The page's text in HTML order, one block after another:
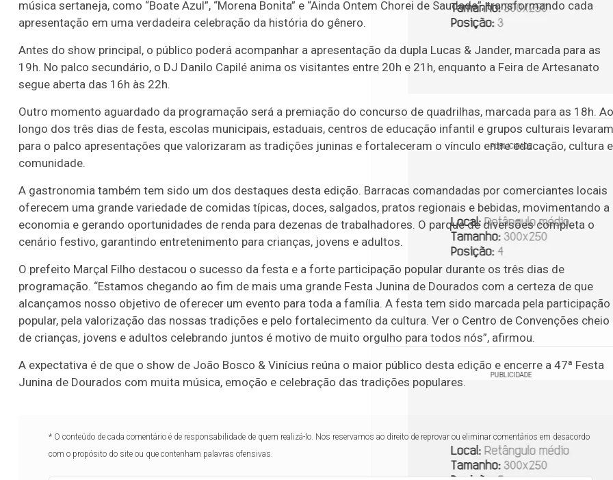
música sertaneja, como “Boate Azul”, “Morena Bonita” e “Ainda Ontem Chorei de Saudade”, transformando cada
apresentação em uma verdadeira celebração da história do gênero.
Antes do show principal, o público poderá acompanhar a apresentação da dupla Lucas & Jander, marcada para as
19h. No palco secundário, o DJ Danilo Capilé anima os visitantes entre 20h e 21h, enquanto a Feira de Artesanato
segue aberta das 16h às 22h.
Outro momento aguardado da programação será a premiação do concurso de quadrilhas, marcada para as 18h. Ao
longo dos três dias de festa, escolas municipais, estaduais, centros de educação infantil e grupos culturais levaram
para o palco apresentações que valorizaram as tradições juninas e fortaleceram o vínculo entre educação, cultura e
comunidade.
A gastronomia também tem sido um dos destaques desta edição. Barracas comandadas por comerciantes locais
oferecem uma grande variedade de comidas típicas, doces, salgados, pratos regionais e bebidas, movimentando a
economia e gerando oportunidades de renda para dezenas de trabalhadores. O parque de diversões completa o
cenário festivo, garantindo entretenimento para crianças, jovens e adultos.
O prefeito Marçal Filho destacou o sucesso da festa e a forte participação popular durante os três dias de
programação. “Estamos chegando ao fim de mais uma grande Festa Junina de Dourados com a certeza de que
alcançamos nosso objetivo de oferecer um evento para toda a família. A festa tem sido marcada pela participação
popular, pela valorização das nossas tradições e pelo fortalecimento da cultura. Ver o Centro de Convenções cheio
de crianças, jovens e adultos celebrando juntos é motivo de muito orgulho para todos nós”, afirmou.
A expectativa é de que o show de João Bosco & Vinícius reúna o maior público desta edição e encerre a 47ª Festa
Junina de Dourados com muita música, emoção e celebração das tradições populares.
* O conteúdo de cada comentário é de responsabilidade de quem realizá-lo. Nos reservamos ao direito de reprovar ou eliminar comentários em desacordo
com o propósito do site ou que contenham palavras ofensivas.
PUBLICIDADE
PUBLICIDADE